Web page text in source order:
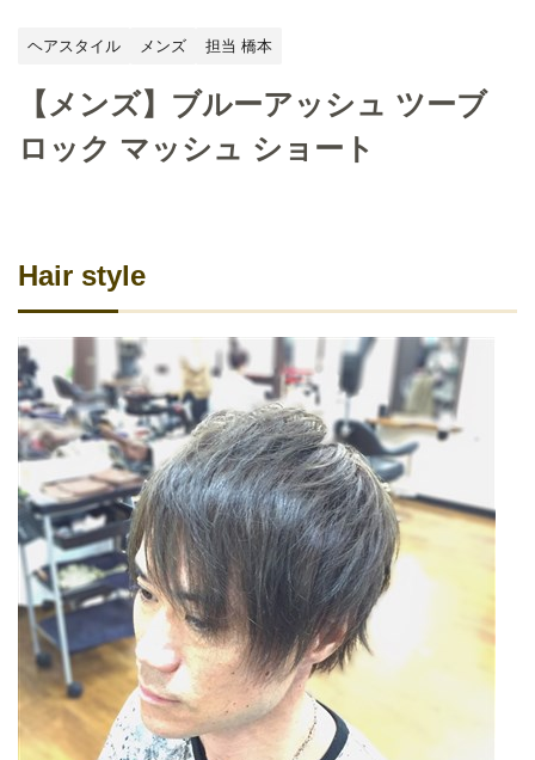
ヘアスタイル メンズ 担当 橋本
【メンズ】ブルーアッシュ ツーブ
ロック マッシュ ショート
Hair style